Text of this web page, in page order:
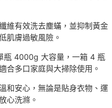
維有效洗去塵蟎，並抑制黃金
肌膚過敏風險。
瓶 4000g 大容量，一箱 4 瓶
合多口家庭與大掃除使用。
和安心，無論是貼身衣物、運
心洗滌。